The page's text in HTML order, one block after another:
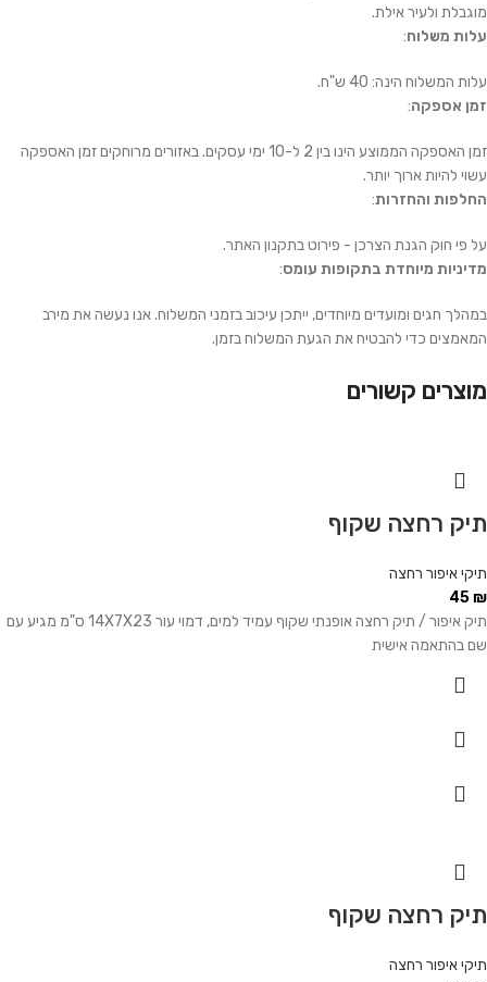
מוגבלת ולעיר אילת.
עלות משלוח:
עלות המשלוח הינה: 40 ש"ח.
זמן אספקה:
זמן האספקה הממוצע הינו בין 2 ל-10 ימי עסקים. באזורים מרוחקים זמן האספקה
עשוי להיות ארוך יותר.
החלפות והחזרות:
על פי חוק הגנת הצרכן - פירוט בתקנון האתר.
מדיניות מיוחדת בתקופות עומס:
במהלך חגים ומועדים מיוחדים, ייתכן עיכוב בזמני המשלוח. אנו נעשה את מירב
המאמצים כדי להבטיח את הגעת המשלוח בזמן.
מוצרים קשורים
תיק רחצה שקוף
תיקי איפור רחצה
45₪
תיק איפור / תיק רחצה אופנתי שקוף עמיד למים, דמוי עור 14X7X23 ס"מ מגיע עם
שם בהתאמה אישית
תיק רחצה שקוף
תיקי איפור רחצה